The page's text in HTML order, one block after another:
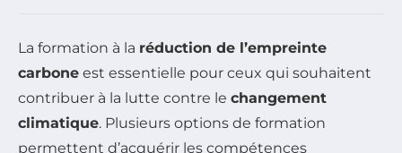
La formation à la réduction de l’empreinte
carbone est essentielle pour ceux qui souhaitent
contribuer à la lutte contre le changement
climatique. Plusieurs options de formation
permettent d’acquérir les compétences